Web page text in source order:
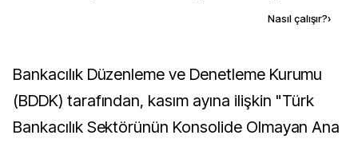
Nasıl çalışır?›
Bankacılık Düzenleme ve Denetleme Kurumu
(BDDK) tarafından, kasım ayına ilişkin "Türk
Bankacılık Sektörünün Konsolide Olmayan Ana